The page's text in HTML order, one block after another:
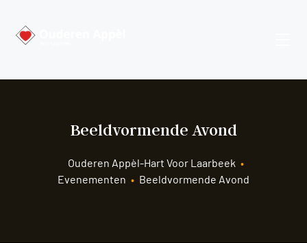
Beeldvormende Avond
Ouderen Appèl-Hart Voor Laarbeek •
Evenementen • Beeldvormende Avond